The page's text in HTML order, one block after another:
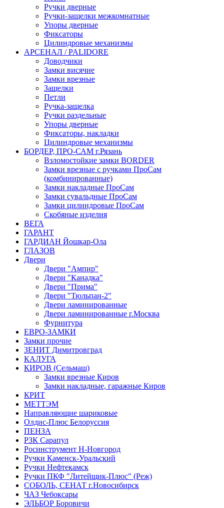
Ручки дверные
Ручки-защелки межкомнатные
Упоры дверные
Фиксаторы
Цилиндровые механизмы
АРСЕНАЛ / PALIDORE
Доводчики
Замки висячие
Замки врезные
Защелки
Петли
Ручка-защелка
Ручки раздельные
Упоры дверные
Фиксаторы, накладки
Цилиндровые механизмы
БОРДЕР, ПРО-САМ г.Рязань
Взломостойкие замки BORDER
Замки врезные с ручками ПроСам
(комбинированные)
Замки накладные ПроСам
Замки сувальдные ПроСам
Замки цилиндровые ПроСам
Скобяные изделия
ВЕГА
ГАРАНТ
ГАРДИАН Йошкар-Ола
ГЛАЗОВ
Двери
Двери "Ампир"
Двери "Канадка"
Двери "Прима"
Двери "Тюльпан-2"
Двери ламинированные
Двери ламинированные г.Москва
Фурнитура
ЕВРО-ЗАМКИ
Замки прочие
ЗЕНИТ Димитровград
КАЛУГА
КИРОВ (Сельмаш)
Замки врезные Киров
Замки накладные, гаражные Киров
КРИТ
МЕТТЭМ
Направляющие шариковые
Олдис-Плюс Белоруссия
ПЕНЗА
РЗК Сарапул
Росинструмент Н-Новгород
Ручки Каменск-Уральский
Ручки Нефтекамск
Ручки ПКФ "Литейщик-Плюс" (Реж)
СОБОЛЬ, СЕНАТ г.Новосибирск
ЧАЗ Чебоксары
ЭЛЬБОР Боровичи